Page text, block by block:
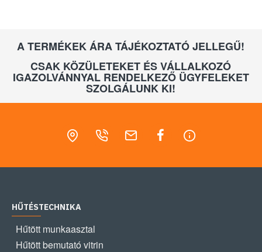
A TERMÉKEK ÁRA TÁJÉKOZTATÓ JELLEGŰ!
CSAK KÖZÜLETEKET ÉS VÁLLALKOZÓ
IGAZOLVÁNNYAL RENDELKEZŐ ÜGYFELEKET
SZOLGÁLUNK KI!
HŰTÉSTECHNIKA
Hűtött munkaasztal
Hűtött bemutató vitrin